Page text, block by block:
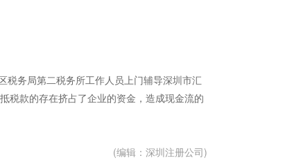
税务局第二税务所工作人员上门辅导深圳市汇
税款的存在挤占了企业的资金，造成现金流的
(编辑：深圳注册公司)